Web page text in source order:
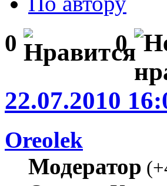
0 0
22.07.2010
Oreolek
Модератор (